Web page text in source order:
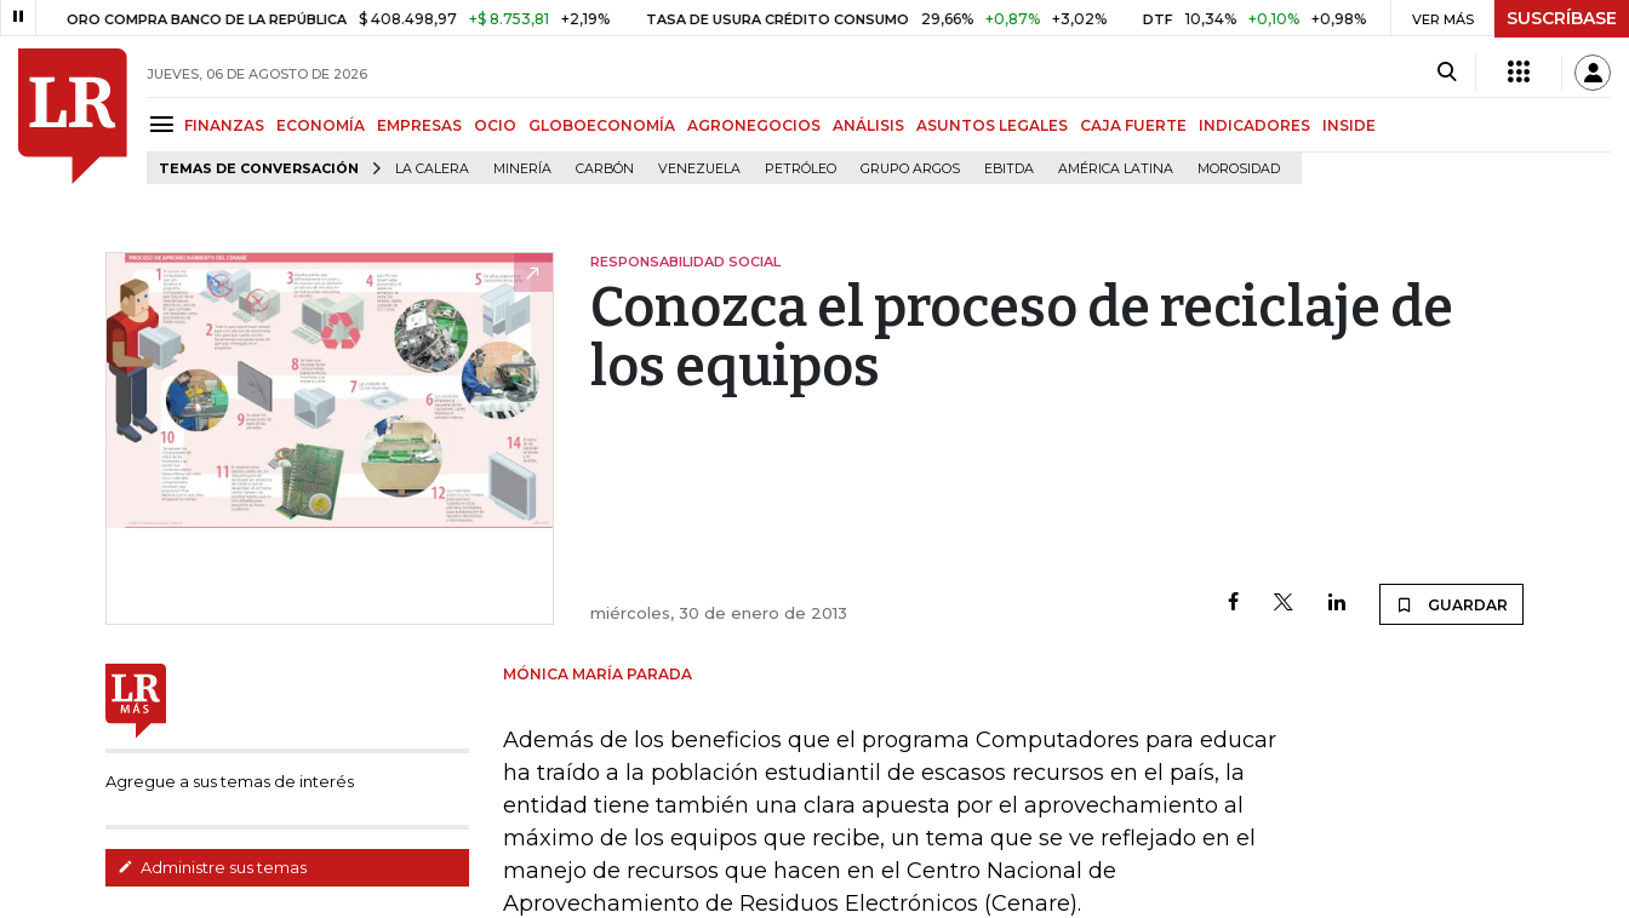
ORO COMPRA BANCO DE LA REPÚBLICA $ 408.498,97 +$ 8.753,81 +2,19% TASA DE USURA CRÉDITO CONSUMO 29,66% +0,87% +3,02% DTF 10,34% +0,10% +0,98% UVR $ 416,91 +$ 0,05 +0,01%
VER MÁS SUSCRÍBASE
JUEVES, 06 DE AGOSTO DE 2026
FINANZAS ECONOMÍA EMPRESAS OCIO GLOBOECONOMÍA AGRONEGOCIOS ANÁLISIS ASUNTOS LEGALES CAJA FUERTE INDICADORES INSIDE
TEMAS DE CONVERSACIÓN LA CALERA MINERÍA CARBÓN VENEZUELA PETRÓLEO GRUPO ARGOS EBITDA AMÉRICA LATINA MOROSIDAD
RESPONSABILIDAD SOCIAL
Conozca el proceso de reciclaje de
los equipos
miércoles, 30 de enero de 2013 GUARDAR
Agregue a sus temas de interés
Administre sus temas
MÓNICA MARÍA PARADA
Además de los beneficios que el programa Computadores para educar
ha traído a la población estudiantil de escasos recursos en el país, la
entidad tiene también una clara apuesta por el aprovechamiento al
máximo de los equipos que recibe, un tema que se ve reflejado en el
manejo de recursos que hacen en el Centro Nacional de
Aprovechamiento de Residuos Electrónicos (Cenare).